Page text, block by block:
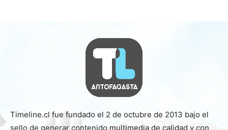
Timeline.cl fue fundado el 2 de octubre de 2013 bajo el
sello de generar contenido multimedia de calidad y con